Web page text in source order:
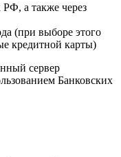
а также через
(при выборе этого
кредитной карты)
сервер
Банковских